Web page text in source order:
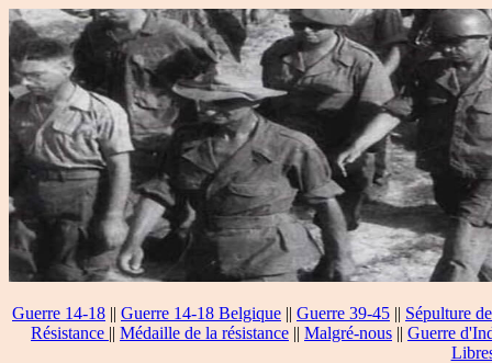
Guerre 14-18 || Guerre 14-18 Belgique || Guerre 39-45 || Sépulture
Résistance || Médaille de la résistance || Malgré-nous || Guerre